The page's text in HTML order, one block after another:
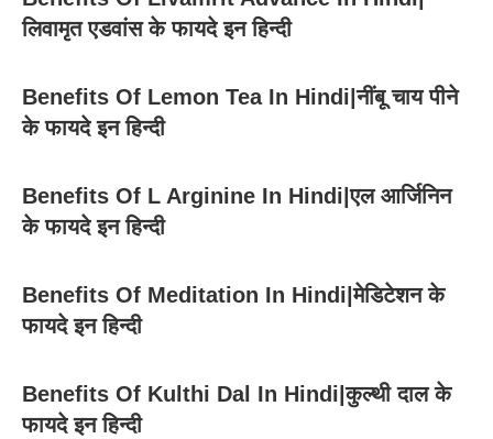
लिवामृत एडवांस के फायदे इन हिन्दी
Benefits Of Lemon Tea In Hindi|नींबू चाय पीने
के फायदे इन हिन्दी
Benefits Of L Arginine In Hindi|एल आर्जिनिन
के फायदे इन हिन्दी
Benefits Of Meditation In Hindi|मेडिटेशन के
फायदे इन हिन्दी
Benefits Of Kulthi Dal In Hindi|कुल्थी दाल के
फायदे इन हिन्दी